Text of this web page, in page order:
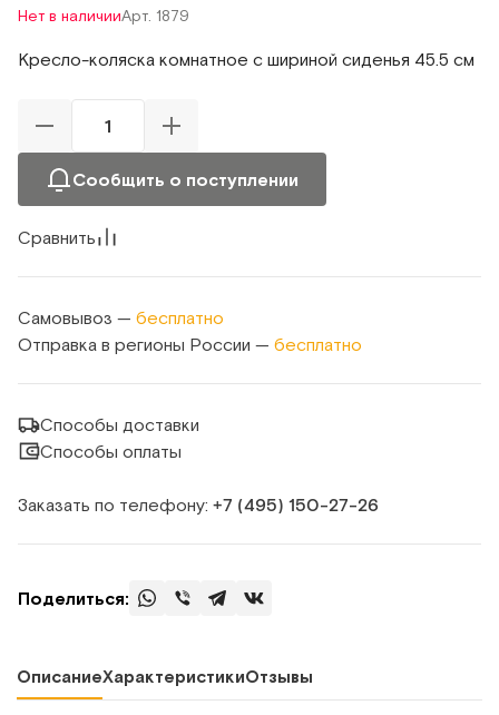
Нет в наличииАрт. 1879
Кресло-коляска комнатное с шириной сиденья 45.5 cм
Сообщить о поступлении
Сравнить
Самовывоз — бесплатно
Отправка в регионы России — бесплатно
Способы доставки
Способы оплаты
Заказать по телефону: +7 (495) 150‑27‑26
Поделиться:
ОписаниеХарактеристикиОтзывы